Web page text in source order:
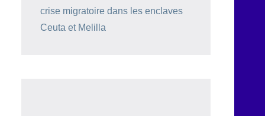
crise migratoire dans les enclaves
Ceuta et Melilla